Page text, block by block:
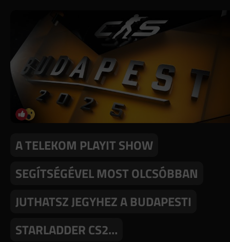
A TELEKOM PLAYIT SHOW
SEGÍTSÉGÉVEL MOST OLCSÓBBAN
JUTHATSZ JEGYHEZ A BUDAPESTI
STARLADDER CS2…